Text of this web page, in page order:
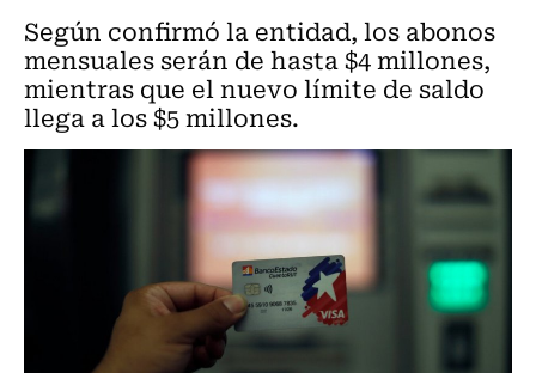
Según confirmó la entidad, los abonos
mensuales serán de hasta $4 millones,
mientras que el nuevo límite de saldo
llega a los $5 millones.